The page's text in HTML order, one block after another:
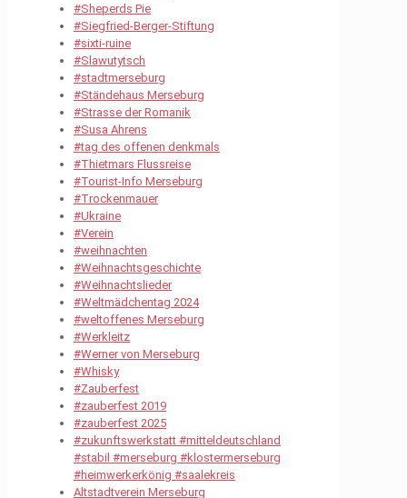
#Sheperds Pie
#Siegfried-Berger-Stiftung
#sixti-ruine
#Slawutytsch
#stadtmerseburg
#Ständehaus Merseburg
#Strasse der Romanik
#Susa Ahrens
#tag des offenen denkmals
#Thietmars Flussreise
#Tourist-Info Merseburg
#Trockenmauer
#Ukraine
#Verein
#weihnachten
#Weihnachtsgeschichte
#Weihnachtslieder
#Weltmädchentag 2024
#weltoffenes Merseburg
#Werkleitz
#Werner von Merseburg
#Whisky
#Zauberfest
#zauberfest 2019
#zauberfest 2025
#zukunftswerkstatt #mitteldeutschland
#stabil #merseburg #klostermerseburg
#heimwerkerkönig #saalekreis
Altstadtverein Merseburg